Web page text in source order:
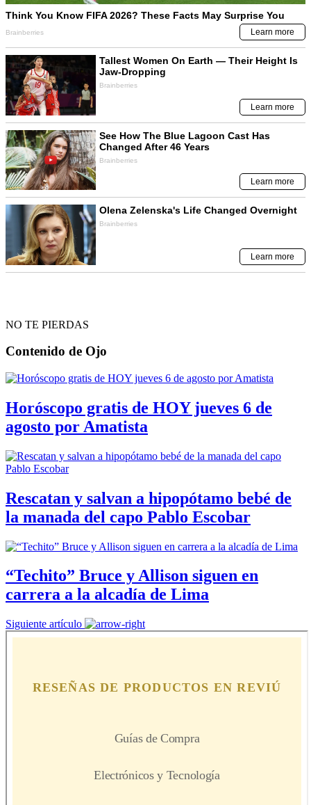
NO TE PIERDAS
Contenido de Ojo
Horóscopo gratis de HOY jueves 6 de
agosto por Amatista
Rescatan y salvan a hipopótamo bebé de
la manada del capo Pablo Escobar
“Techito” Bruce y Allison siguen en
carrera a la alcadía de Lima
Siguiente artículo